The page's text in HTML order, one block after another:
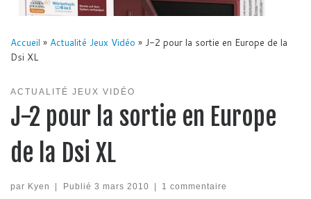
Accueil » Actualité Jeux Vidéo » J-2 pour la sortie en Europe de la
Dsi XL
ACTUALITÉ JEUX VIDÉO
J-2 pour la sortie en Europe
de la Dsi XL
par Kyen Publié 3 mars 2010 1 commentaire